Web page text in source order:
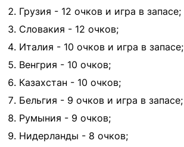
Грузия - 12 очков и игра в запасе;
Словакия - 12 очков;
Италия - 10 очков и игра в запасе;
Венгрия - 10 очков;
Казахстан - 10 очков;
Бельгия - 9 очков и игра в запасе;
Румыния - 9 очков;
Нидерланды - 8 очков;